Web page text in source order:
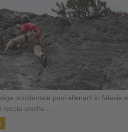
occidentale puoi allenarti in falesie e
roccia uniche ...